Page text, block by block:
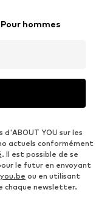
Pour hommes
YOU sur les
actuels conformément
. Il est possible de se
le futur en envoyant
ou en utilisant
chaque newsletter.